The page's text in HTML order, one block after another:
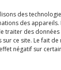
des
des appareils.
traiter des données
ce site. Le fait de
négatif sur
7|EnVol